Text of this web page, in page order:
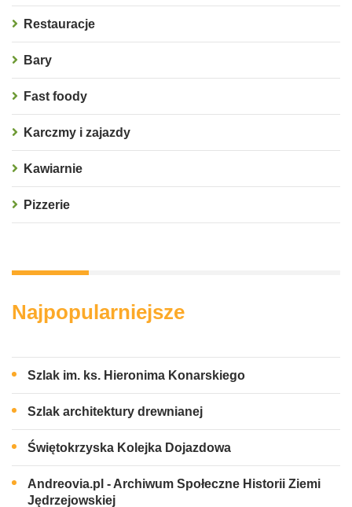
Restauracje
Bary
Fast foody
Karczmy i zajazdy
Kawiarnie
Pizzerie
Najpopularniejsze
Szlak im. ks. Hieronima Konarskiego
Szlak architektury drewnianej
Świętokrzyska Kolejka Dojazdowa
Andreovia.pl - Archiwum Społeczne Historii Ziemi
Jędrzejowskiej